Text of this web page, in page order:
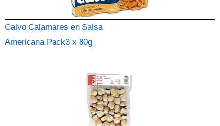
Calvo Calamares en Salsa
Americana Pack3 x 80g